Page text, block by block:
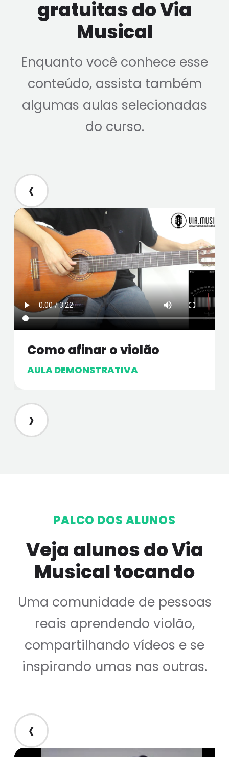
gratuitas do Via
Musical
Enquanto você conhece esse
conteúdo, assista também
algumas aulas selecionadas
do curso.
‹
Como afinar o violão
AULA DEMONSTRATIVA
›
PALCO DOS ALUNOS
Veja alunos do Via
Musical tocando
Uma comunidade de pessoas
reais aprendendo violão,
compartilhando vídeos e se
inspirando umas nas outras.
‹